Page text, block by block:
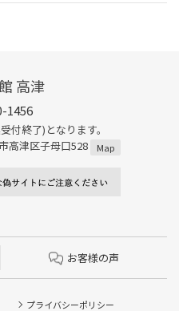
高津
1456
付終了)となります。
高津区子母口528
Map
お客様の声
プライバシーポリシー